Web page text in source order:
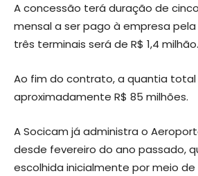
A concessão terá duração de
mensal a ser pago à empresa
três terminais será de R$ 1,4 milhão.
Ao fim do contrato, a quantia
aproximadamente R$ 85 milhões.
A Socicam já administra o
desde fevereiro do ano passado,
escolhida inicialmente por meio